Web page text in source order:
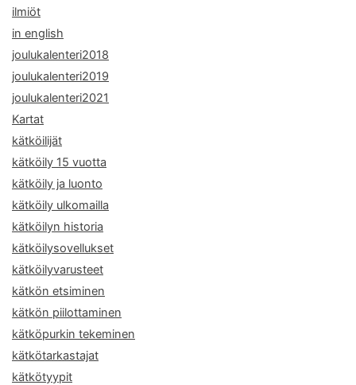
ilmiöt
in english
joulukalenteri2018
joulukalenteri2019
joulukalenteri2021
Kartat
kätköilijät
kätköily 15 vuotta
kätköily ja luonto
kätköily ulkomailla
kätköilyn historia
kätköilysovellukset
kätköilyvarusteet
kätkön etsiminen
kätkön piilottaminen
kätköpurkin tekeminen
kätkötarkastajat
kätkötyypit